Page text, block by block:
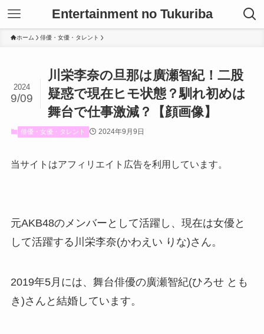
Entertainment no Tukuriba
ホーム 俳優・女優・タレント
川栄李奈の旦那は廣瀬智紀！二股
疑惑で現在ヒモ状態？馴れ初めは
舞台で仕事激減？【顔画像】
2024
9/09
俳優・女優・タレント 2024年9月9日
当サイトはアフィリエイト広告を利用しています。
元AKB48のメンバーとして活躍し、現在は女優と
して活躍する川栄李奈(かわえい りな)さん。
2019年5月には、舞台俳優の廣瀬智紀(ひろせ とも
き)さんと結婚しています。